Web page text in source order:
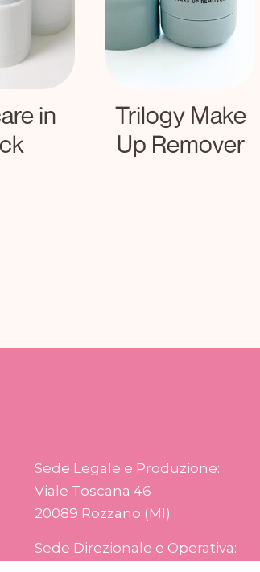
in
Trilogy Make
Up Remover
Sede Legale e Produzione:
Viale Toscana 46
20089 Rozzano (MI)
Sede Direzionale e Operativa: